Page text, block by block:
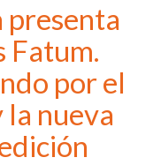
Fatum.
por el
la nueva